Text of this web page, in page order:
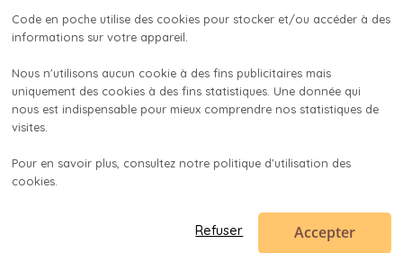
Code en poche utilise des cookies pour stocker et/ou accéder à des
informations sur votre appareil.
Nous n'utilisons aucun cookie à des fins publicitaires mais
uniquement des cookies à des fins statistiques. Une donnée qui
nous est indispensable pour mieux comprendre nos statistiques de
visites.
Pour en savoir plus, consultez notre politique d'utilisation des
cookies.
Refuser Accepter